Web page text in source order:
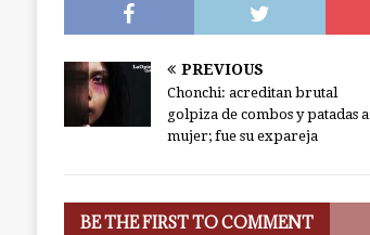
PREVIOUS
Chonchi: acreditan brutal
golpiza de combos y patadas a
mujer; fue su expareja
BE THE FIRST TO COMMENT